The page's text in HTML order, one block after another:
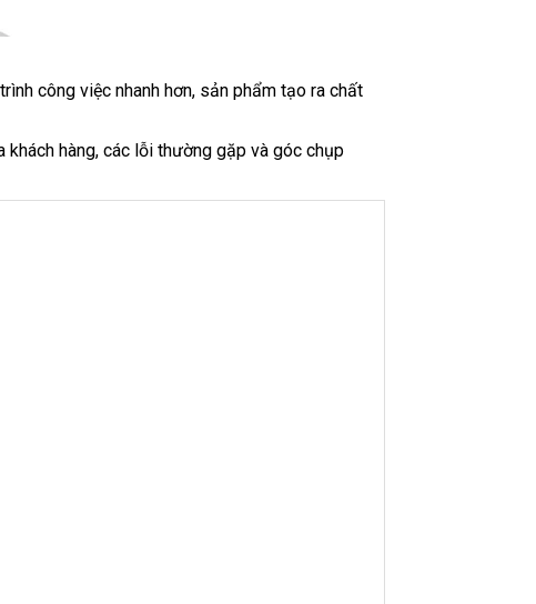
công việc nhanh hơn, sản phẩm tạo ra chất
hàng, các lỗi thường gặp và góc chụp